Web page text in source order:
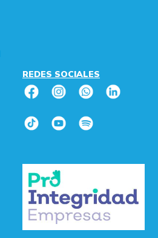
REDES SOCIALES